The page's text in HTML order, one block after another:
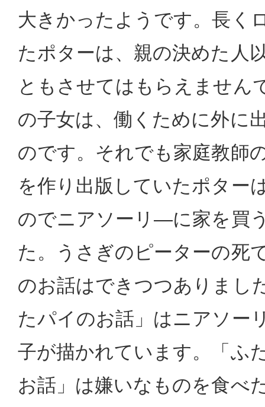
大きかったようです。長く
たポターは、親の決めた人
ともさせてはもらえません
の子女は、働くために外に
のです。それでも家庭教師
を作り出版していたポター
のでニアソーリ―に家を買
た。うさぎのピーターの死
のお話はできつつありまし
たパイのお話」はニアソー
子が描かれています。「ふ
お話」は嫌いなものを食べ